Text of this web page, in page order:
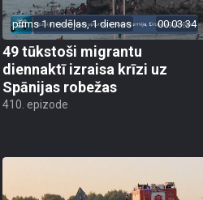
pirms 1 nedēļas, 1 dienas 00:03:34
49 tūkstoši migrantu
diennaktī izraisa krīzi uz
Spānijas robežas
410. epizode